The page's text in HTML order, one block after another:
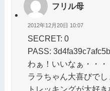
フリル母
2012年12月20日 10:07
SECRET: 0
PASS:
わぁ！いいなぁ・・・
ララちゃん大喜びでし
トレッキングが大好